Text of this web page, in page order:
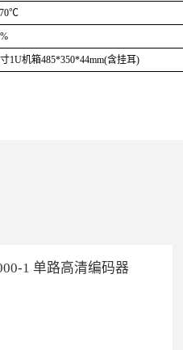
1U机箱485*350*44mm(含挂耳)
1 单路高清编码器